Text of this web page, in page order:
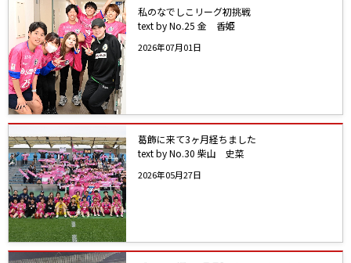
私のなでしこリーグ初挑戦
text by No.25 金 香姫
2026年07月01日
葛飾に来て3ヶ月経ちました
text by No.30 柴山 史菜
2026年05月27日